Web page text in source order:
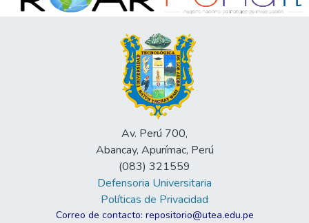
Av. Perú 700,
Abancay, Apurímac, Perú
(083) 321559
Defensoria Universitaria
Políticas de Privacidad
Correo de contacto: repositorio@utea.edu.pe